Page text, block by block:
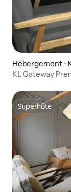
Hébergement ⋅
KL Gateway
Superhôte
Superhôte